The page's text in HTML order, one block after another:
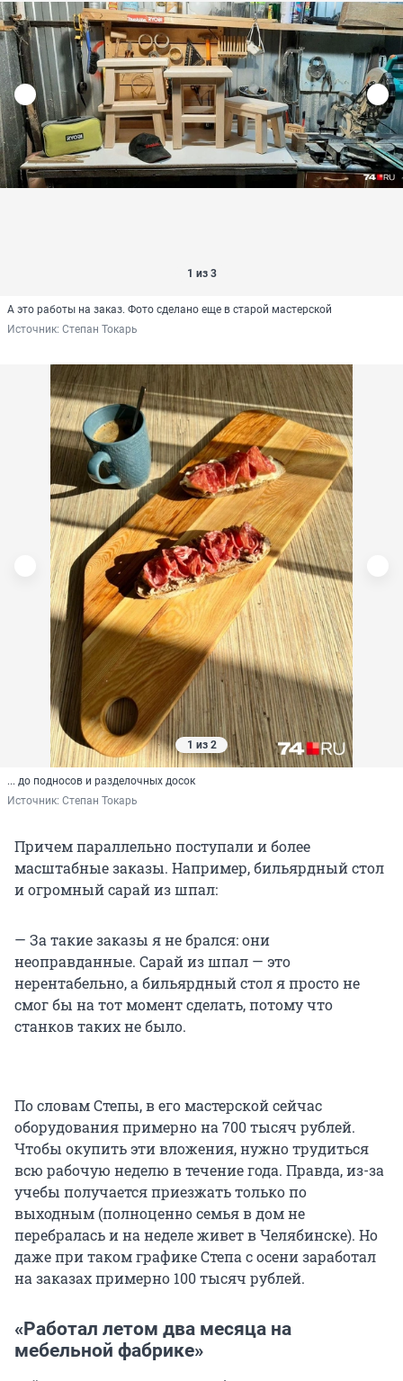
1 из 3
А это работы на заказ. Фото сделано еще в старой мастерской
Источник: Степан Токарь
1 из 2
... до подносов и разделочных досок
Источник: Степан Токарь
Причем параллельно поступали и более
масштабные заказы. Например, бильярдный стол
и огромный сарай из шпал:
— За такие заказы я не брался: они
неоправданные. Сарай из шпал — это
нерентабельно, а бильярдный стол я просто не
смог бы на тот момент сделать, потому что
станков таких не было.
По словам Степы, в его мастерской сейчас
оборудования примерно на 700 тысяч рублей.
Чтобы окупить эти вложения, нужно трудиться
всю рабочую неделю в течение года. Правда, из-за
учебы получается приезжать только по
выходным (полноценно семья в дом не
перебралась и на неделе живет в Челябинске). Но
даже при таком графике Степа с осени заработал
на заказах примерно 100 тысяч рублей.
«Работал летом два месяца на
мебельной фабрике»